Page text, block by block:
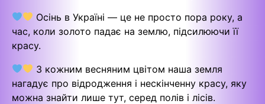
Осінь в Україні — це не просто пора року, а
час, коли золото падає на землю, підсилюючи її
красу.
З кожним весняним цвітом наша земля
нагадує про відродження і нескінченну красу, яку
можна знайти лише тут, серед полів і лісів.